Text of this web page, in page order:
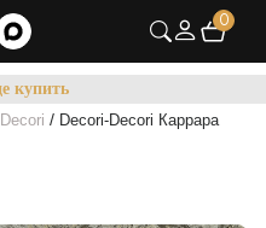
0
купить
/ Decori-Decori Каррара